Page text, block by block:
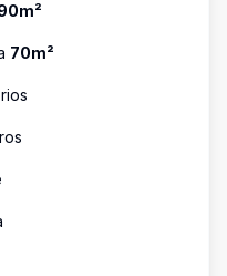
m²
70m²
s
s